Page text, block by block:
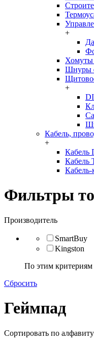
+
Хомуты
Шнуры
+
Кабель,
+
Кабель
Кабель-
Фильтры
Производитель
SmartBuy
Kingston
По этим критериям
Сбросить
Геймпад
Сортировать по